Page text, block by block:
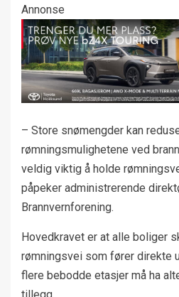
Annonse
– Store snømengder kan
rømningsmulighetene ved
veldig viktig å holde
påpeker administrerende
Brannvernforening.
Hovedkravet er at alle boliger
rømningsvei som fører direkte
flere bebodde etasjer må ha